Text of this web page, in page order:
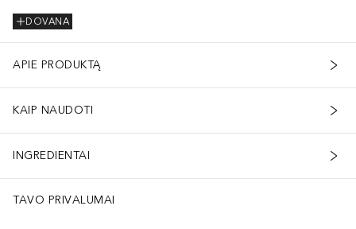
DOVANA
APIE PRODUKTĄ
KAIP NAUDOTI
INGREDIENTAI
TAVO PRIVALUMAI